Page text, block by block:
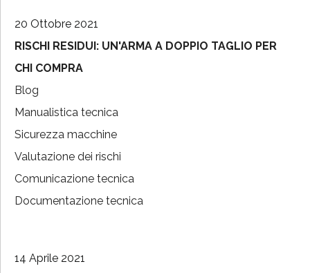
20 Ottobre 2021
RISCHI RESIDUI: UN'ARMA A DOPPIO TAGLIO PER
CHI COMPRA
Blog
Manualistica tecnica
Sicurezza macchine
Valutazione dei rischi
Comunicazione tecnica
Documentazione tecnica
14 Aprile 2021